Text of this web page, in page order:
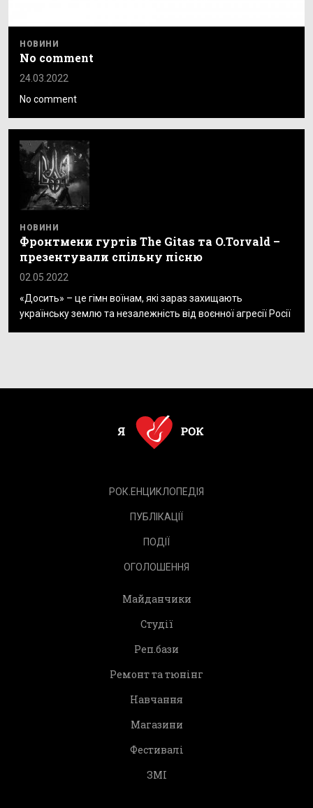
НОВИНИ
No comment
24.03.2022
No comment
НОВИНИ
Фронтмени гуртів The Gitas та O.Torvald –
презентували спільну пісню
02.05.2022
«Досить» – це гімн воїнам, які зараз захищають
українську землю та незалежність від воєнної агресії Росії
РОК.ЕНЦИКЛОПЕДІЯ
ПУБЛІКАЦІЇ
ПОДІЇ
ОГОЛОШЕННЯ
Майданчики
Студії
Реп.бази
Ремонт та тюнінг
Навчання
Магазини
Фестивалі
ЗМІ